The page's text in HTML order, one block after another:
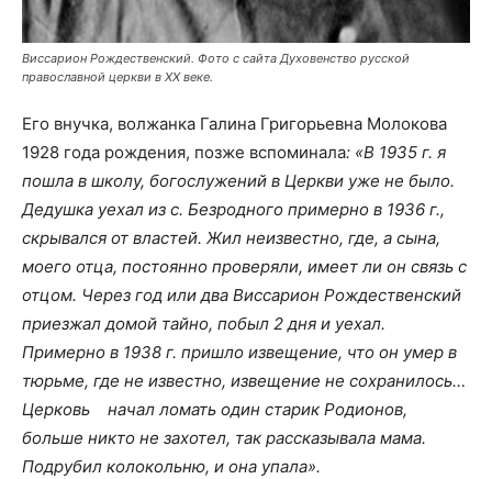
Виссарион Рождественский. Фото с сайта Духовенство русской
православной церкви в XX веке.
Его внучка, волжанка Галина Григорьевна Молокова
1928 года рождения, позже вспоминала: «В 1935 г. я
пошла в школу, богослужений в Церкви уже не было.
Дедушка уехал из с. Безродного примерно в 1936 г.,
скрывался от властей. Жил неизвестно, где, а сына,
моего отца, по­стоянно проверяли, имеет ли он связь с
отцом. Через год или два Виссарион Рождественский
приезжал домой тайно, побыл 2 дня и уехал.
Примерно в 1938 г. пришло извещение, что он умер в
тюрьме, где не известно, извещение не сохранилось…
Церковь начал ломать один старик Родионов,
больше никто не захотел, так рассказывала мама.
Подрубил коло­кольню, и она упала».